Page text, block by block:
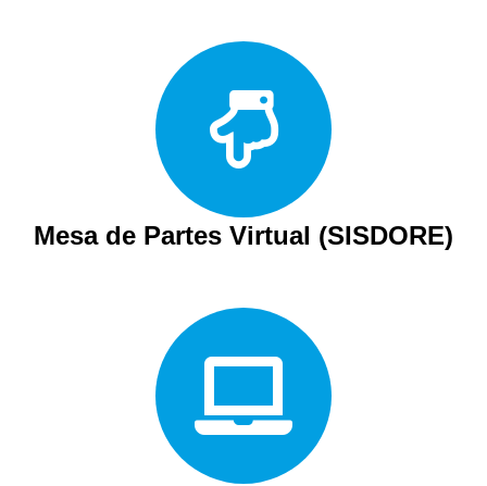
Mesa de Partes Virtual (SISDORE)